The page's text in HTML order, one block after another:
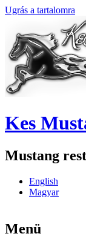
Ugrás a tartalomra
Kes
Mustang
English
Magyar
Menü